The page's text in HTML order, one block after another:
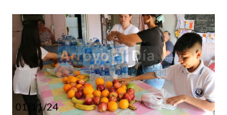
01/11/24